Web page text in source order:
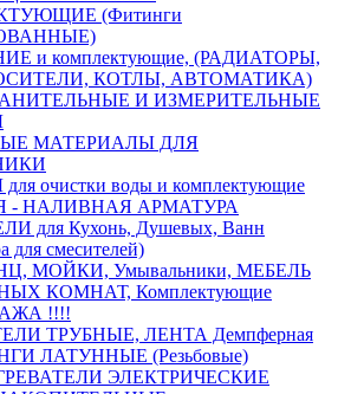
(Фитинги
и комплектующие, (РАДИАТОРЫ,
КОТЛЫ, АВТОМАТИКА)
И ИЗМЕРИТЕЛЬНЫЕ
МАТЕРИАЛЫ ДЛЯ
очистки воды и комплектующие
- НАЛИВНАЯ АРМАТУРА
для Кухонь, Душевых, Ванн
для смесителей)
МОЙКИ, Умывальники, МЕБЕЛЬ
КОМНАТ, Комплектующие
!!!!
ТРУБНЫЕ, ЛЕНТА Демпферная
ЛАТУННЫЕ (Резьбовые)
ЭЛЕКТРИЧЕСКИЕ